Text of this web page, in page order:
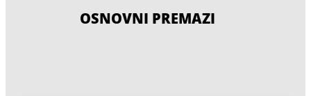
OSNOVNI PREMAZI